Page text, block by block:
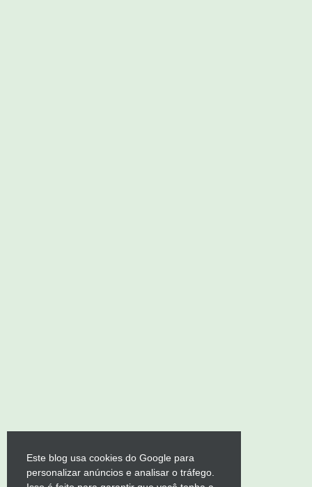
Este blog usa cookies do Google para
personalizar anúncios e analisar o tráfego.